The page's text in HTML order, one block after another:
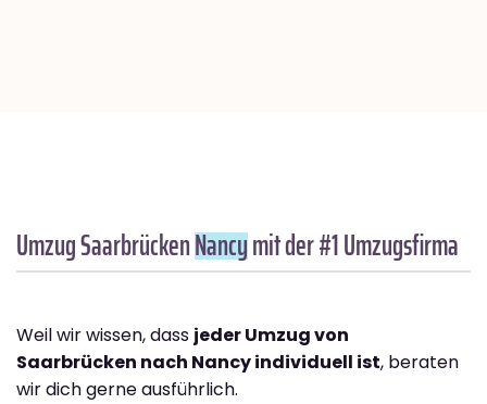
Umzug SaarbrückenNancymit der #1 Umzugsfirma
Weil wir wissen, dass jeder Umzug von
Saarbrücken nach Nancy individuell ist, beraten
wir dich gerne ausführlich.